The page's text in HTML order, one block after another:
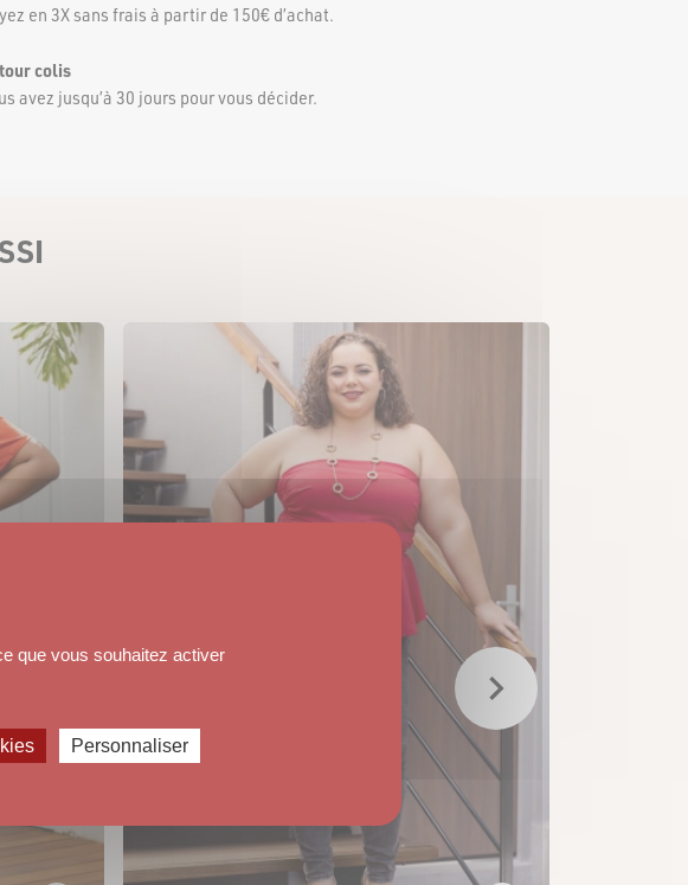
en 3X sans frais à partir de 150€ d’achat.
colis
avez jusqu’à 30 jours pour vous décider.
que vous souhaitez activer
Personnaliser